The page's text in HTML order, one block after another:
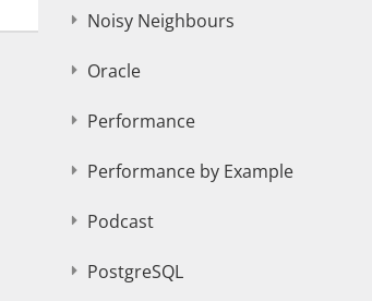
Noisy Neighbours
Oracle
Performance
Performance by Example
Podcast
PostgreSQL